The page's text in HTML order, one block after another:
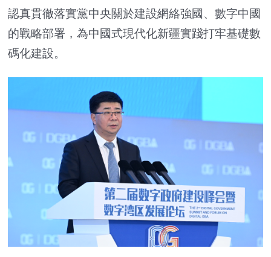
認真貫徹落實黨中央關於建設網絡強國、數字中國
的戰略部署，為中國式現代化新疆實踐打牢基礎數
碼化建設。